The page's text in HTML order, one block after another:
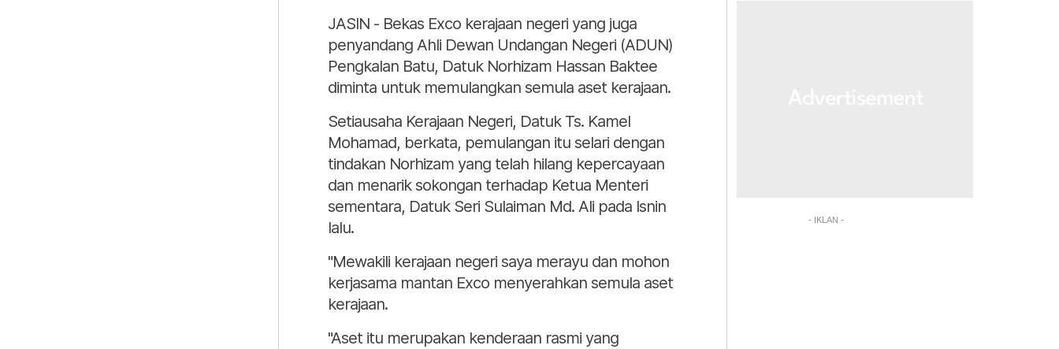
JASIN - Bekas Exco kerajaan negeri yang juga
penyandang Ahli Dewan Undangan Negeri (ADUN)
Pengkalan Batu, Datuk Norhizam Hassan Baktee
diminta untuk memulangkan semula aset kerajaan.
Setiausaha Kerajaan Negeri, Datuk Ts. Kamel
Mohamad, berkata, pemulangan itu selari dengan
tindakan Norhizam yang telah hilang kepercayaan
dan menarik sokongan terhadap Ketua Menteri
sementara, Datuk Seri Sulaiman Md. Ali pada Isnin
lalu.
"Mewakili kerajaan negeri saya merayu dan mohon
kerjasama mantan Exco menyerahkan semula aset
kerajaan.
"Aset itu merupakan kenderaan rasmi yang
- IKLAN -